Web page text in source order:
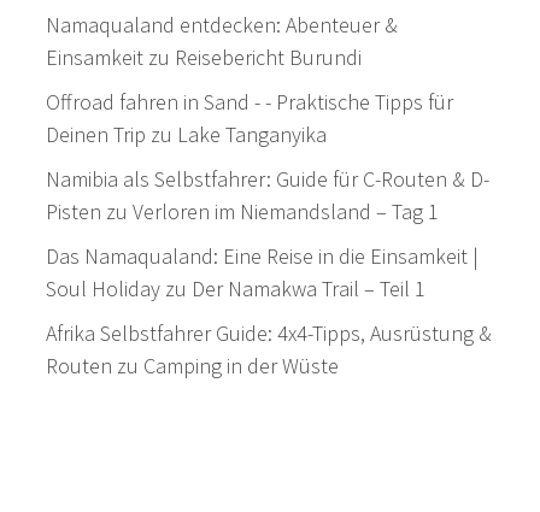
Namaqualand entdecken: Abenteuer &
Einsamkeit zu Reisebericht Burundi
Offroad fahren in Sand - - Praktische Tipps für
Deinen Trip zu Lake Tanganyika
Namibia als Selbstfahrer: Guide für C-Routen & D-
Pisten zuVerloren im Niemandsland – Tag 1
Das Namaqualand: Eine Reise in die Einsamkeit |
Soul Holiday zu Der Namakwa Trail – Teil 1
Afrika Selbstfahrer Guide: 4x4-Tipps, Ausrüstung &
Routen zu Camping in der Wüste